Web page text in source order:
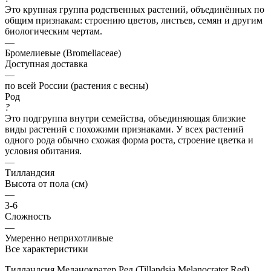
Это крупная группа родственных растений, объединённых по
общим признакам: строению цветов, листьев, семян и другим
биологическим чертам.
—
Бромелиевые (Bromeliaceae)
Доступная доставка
—
по всей России (растения с весны)
Род
?
Это подгруппа внутри семейства, объединяющая близкие
виды растений с похожими признаками. У всех растений
одного рода обычно схожая форма роста, строение цветка и
условия обитания.
—
Тилландсия
Высота от пола (см)
—
3-6
Сложность
—
Умеренно неприхотливые
Все характеристики